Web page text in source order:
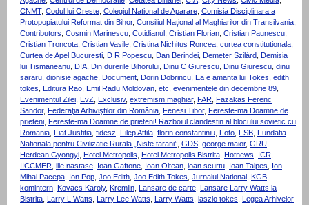
CNMT, Codul lui Oreste, Colegiul National de Aparare, Comisia Disciplinara a
Protopopiatului Reformat din Bihor, Consiliul Naţional al Maghiarilor din Transilvania,
Contributors, Cosmin Marinescu, Cotidianul , Cristian Florian, Cristian Paunescu,
Cristian Troncota, Cristian Vasile, Cristina Nichitus Roncea, curtea constitutionala,
Curtea de Apel Bucuresti, D R Popescu, Dan Berindei, Demeter Szilárd, Demisia
lui Tismaneanu, DIA, Din durerile Bihorului, Dinu C Giurescu, Dinu Giurescu, dinu
sararu, dionisie agache, Document, Dorin Dobrincu, Ea e amanta lui Tokes, edith
tokes, Editura Rao, Emil Radu Moldovan, etc, evenimentele din decembrie 89,
Evenimentul Zilei, EvZ, Exclusiv, extremism maghiar, FAR, Fazakas Ferenc
Sandor, Federaţia Arhiviştilor din România, Fenesi Tibor, Fereste-ma Doamne de
prieteni, Fereste-ma Doamne de prieteni! Razboiul clandestin al blocului sovietic cu
Romania, Fiat Justitia, fidesz, Filep Attila, florin constantiniu, Foto, FSB, Fundatia
Nationala pentru Civilizatie Rurala „Niste tarani’’, GDS, george maior, GRU,
Herdean Gyongyi, Hotel Metropolis, Hotel Metropolis Bistrita, Hotnews, ICR,
IICCMER, ilie nastase, Ioan Gaftone, Ioan Oltean, ioan scurtu, Ioan Talpes, Ion
Mihai Pacepa, Ion Pop, Joo Edith, Joo Edith Tokes, Jurnalul National , KGB,
komintern, Kovacs Karoly, Kremlin, Lansare de carte, Lansare Larry Watts la
Bistrita, Larry L Watts, Larry Lee Watts, Larry Watts, laszlo tokes, Legea Arhivelor